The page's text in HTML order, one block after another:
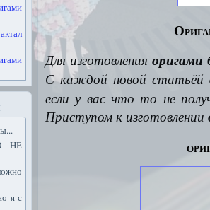
НЕ
я с
Для изготовления оригами
С каждой новой статьёй
если у вас что то не
Приступом к изготовлении